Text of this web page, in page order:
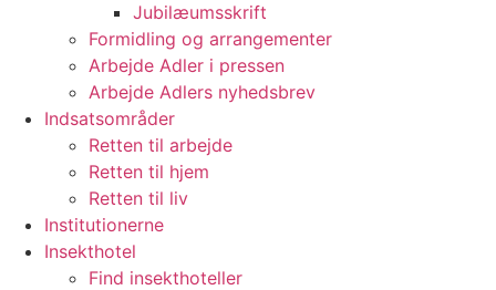
Jubilæumsskrift
Formidling og arrangementer
Arbejde Adler i pressen
Arbejde Adlers nyhedsbrev
Indsatsområder
Retten til arbejde
Retten til hjem
Retten til liv
Institutionerne
Insekthotel
Find insekthoteller